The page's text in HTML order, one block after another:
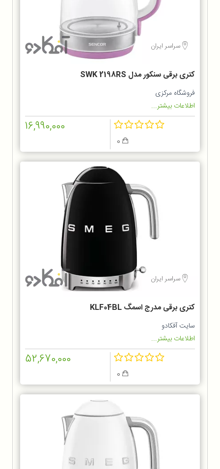
سراسر ایران
کتری برقی سنکور مدل SWK 2198RS
فروشگاه مرکزی
اطلاعات بیشتر...
16,990,000
سراسر ایران
کتری برقی مدرج اسمگ KLF04BL
سایت آفکادو
اطلاعات بیشتر...
52,670,000